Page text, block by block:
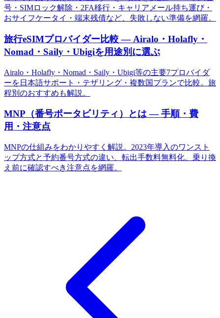
号・SIMロック解除・2FA移行・キャリアメール持ち運び・
おサイフケータイ・端末残債など、失敗しない準備を網羅。
旅行eSIMプロバイダー比較 — Airalo・Holafly・
Nomad・Saily・Ubigiを用途別に選ぶ
Airalo・Holafly・Nomad・Saily・Ubigi等の主要7プロバイダ
ーを日本語サポート・テザリング・複数国プランで比較。旅
程別のおすすめも解説。
MNP（番号ポータビリティ）とは — 手順・費
用・注意点
MNPの仕組みをわかりやすく解説。2023年導入のワンスト
ップ方式と予約番号方式の違い、転出手数料無料化、乗り換
え前に確認すべき注意点を網羅。